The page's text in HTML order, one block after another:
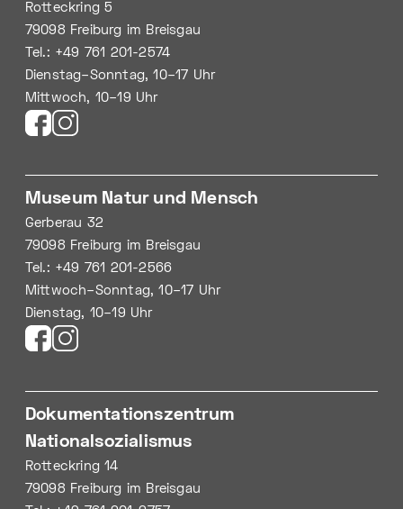
Rotteckring 5
79098 Freiburg im Breisgau
Tel.: +49 761 201-2574
Dienstag–Sonntag, 10–17 Uhr
Mittwoch, 10–19 Uhr
Museum Natur und Mensch
Gerberau 32
79098 Freiburg im Breisgau
Tel.: +49 761 201-2566
Mittwoch–Sonntag, 10–17 Uhr
Dienstag, 10–19 Uhr
Dokumentationszentrum
Nationalsozialismus
Rotteckring 14
79098 Freiburg im Breisgau